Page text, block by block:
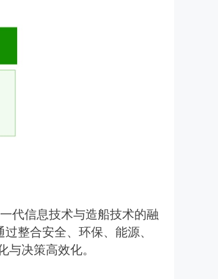
代信息技术与造船技术的融
整合安全、环保、能源、
决策高效化。